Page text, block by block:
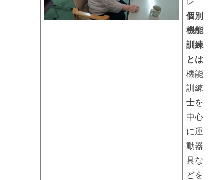
個別
機能
訓練
とは
機能
訓練
士を
中心
に運
動器
具な
どを